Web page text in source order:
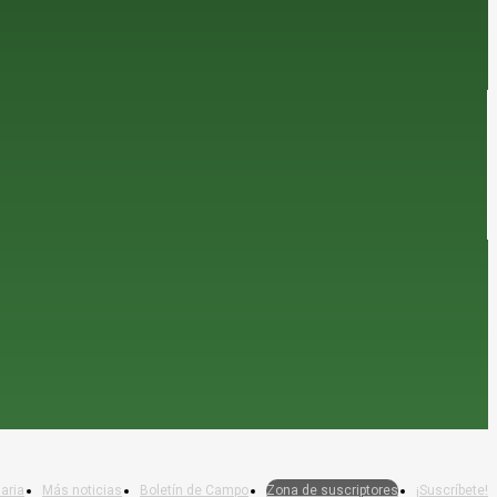
Más noticias Boletín de Campo Zona de suscriptores ¡Suscríbete!